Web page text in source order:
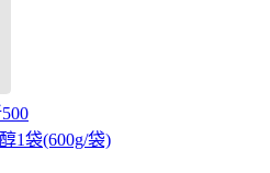
1袋(600g/袋)